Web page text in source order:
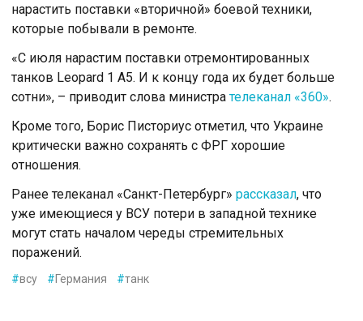
нарастить поставки «вторичной» боевой техники,
которые побывали в ремонте.
«С июля нарастим поставки отремонтированных
танков Leopard 1 A5. И к концу года их будет больше
сотни», – приводит слова министрателеканал «360».
Кроме того, Борис Писториус отметил, что Украине
критически важно сохранять с ФРГ хорошие
отношения.
Ранее телеканал «Санкт-Петербург» рассказал, что
уже имеющиеся у ВСУ потери в западной технике
могут стать началом череды стремительных
поражений.
#всу #Германия #танк